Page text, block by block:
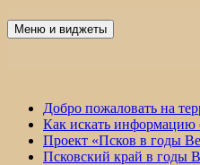
Победа 60
Меню и виджеты
Добро пожаловать на
Как искать информацию
Проект «Псков в годы
Псковский край в годы